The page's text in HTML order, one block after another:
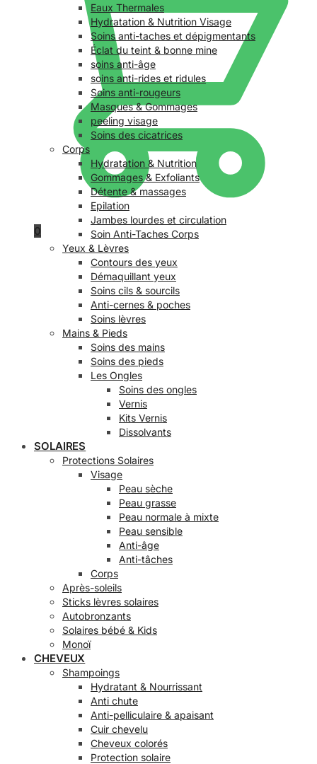
0
Eaux Thermales
Hydratation & Nutrition Visage
Soins anti-taches et dépigmentants
Éclat du teint & bonne mine
soins anti-âge
soins anti-rides et ridules
Soins anti-rougeurs
Masques & Gommages
peeling visage
Soins des cicatrices
Corps
Hydratation & Nutrition
Gommages & Exfoliants
Détente & massages
Epilation
Jambes lourdes et circulation
Soin Anti-Taches Corps
Yeux & Lèvres
Contours des yeux
Démaquillant yeux
Soins cils & sourcils
Anti-cernes & poches
Soins lèvres
Mains & Pieds
Soins des mains
Soins des pieds
Les Ongles
Soins des ongles
Vernis
Kits Vernis
Dissolvants
SOLAIRES
Protections Solaires
Visage
Peau sèche
Peau grasse
Peau normale à mixte
Peau sensible
Anti-âge
Anti-tâches
Corps
Après-soleils
Sticks lèvres solaires
Autobronzants
Solaires bébé & Kids
Monoï
CHEVEUX
Shampoings
Hydratant & Nourrissant
Anti chute
Anti-pelliculaire & apaisant
Cuir chevelu
Cheveux colorés
Protection solaire